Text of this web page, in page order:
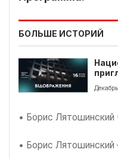
БОЛЬШЕ ИСТОРИЙ
• Борис
• Борис Лятошинский